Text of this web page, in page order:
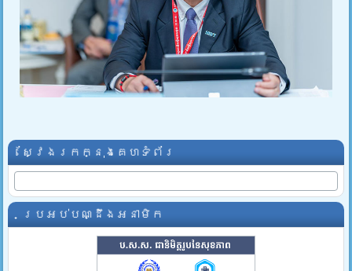
ស្វែងរកក្នុងគេហទំព័រ
ប្រអប់បណ្ដឹងអនាមិក